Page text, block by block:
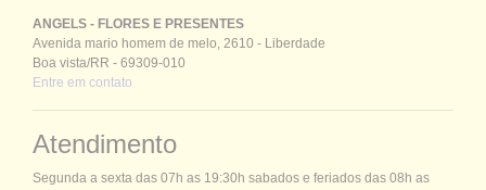
ANGELS - FLORES E PRESENTES
Avenida mario homem de melo, 2610 - Liberdade
Boa vista/RR - 69309-010
Entre em contato
Atendimento
Segunda a sexta das 07h as 19:30h sabados e feriados das 08h as